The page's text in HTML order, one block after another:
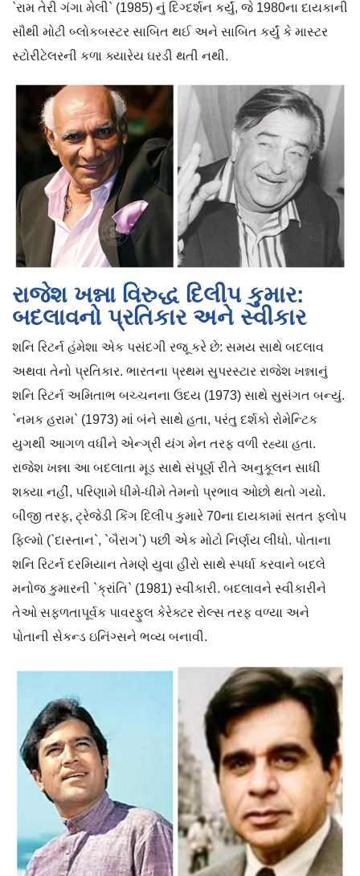
`રામ તેરી ગંગા મેલી` (1985) નું દિગ્દર્શન કર્યું, જે 1980ના દાયકાની
સૌથી મોટી બ્લોકબસ્ટર સાબિત થઈ અને સાબિત કર્યું કે માસ્ટર
સ્ટોરીટેલરની કળા ક્યારેય ઘરડી થતી નથી.
રાજેશ ખન્ના વિરુદ્ધ દિલીપ કુમાર:
બદલાવનો પ્રતિકાર અને સ્વીકાર
શનિ રિટર્ન હંમેશા એક પસંદગી રજૂ કરે છે: સમય સાથે બદલાવ
અથવા તેનો પ્રતિકાર. ભારતના પ્રથમ સુપરસ્ટાર રાજેશ ખન્નાનું
શનિ રિટર્ન અમિતાભ બચ્ચનના ઉદય (1973) સાથે સુસંગત બન્યું.
`નમક હરામ` (1973) માં બંને સાથે હતા, પરંતુ દર્શકો રોમેન્ટિક
યુગથી આગળ વધીને એન્ગ્રી યંગ મેન તરફ વળી રહ્યા હતા.
રાજેશ ખન્ના આ બદલાતા મૂડ સાથે સંપૂર્ણ રીતે અનુકૂલન સાધી
શક્યા નહીં, પરિણામે ધીમે-ધીમે તેમનો પ્રભાવ ઓછો થતો ગયો.
બીજી તરફ, ટ્રેજેડી કિંગ દિલીપ કુમારે 70ના દાયકામાં સતત ફ્લોપ
ફિલ્મો (`દાસ્તાન`, `બૈરાગ`) પછી એક મોટો નિર્ણય લીધો. પોતાના
શનિ રિટર્ન દરમિયાન તેમણે યુવા હીરો સાથે સ્પર્ધા કરવાને બદલે
મનોજ કુમારની `ક્રાંતિ` (1981) સ્વીકારી. બદલાવને સ્વીકારીને
તેઓ સફળતાપૂર્વક પાવરફુલ કેરેક્ટર રોલ્સ તરફ વળ્યા અને
પોતાની સેકન્ડ ઇનિંગ્સને ભવ્ય બનાવી.